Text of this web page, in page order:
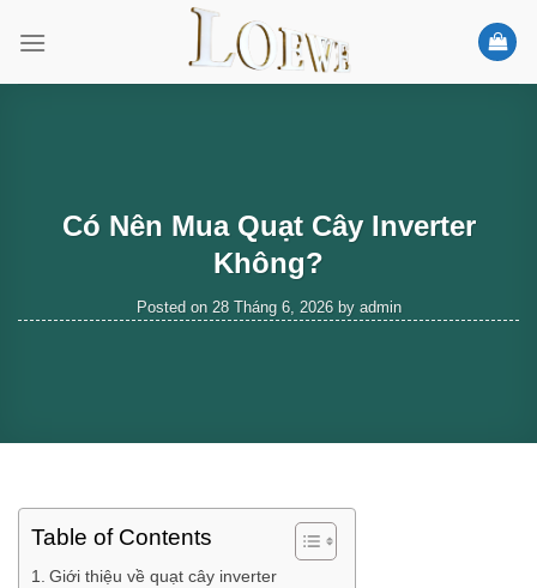
Có Nên Mua Quạt Cây Inverter
Không?
Posted on 28 Tháng 6, 2026by admin
Table of Contents
Giới thiệu về quạt cây inverter